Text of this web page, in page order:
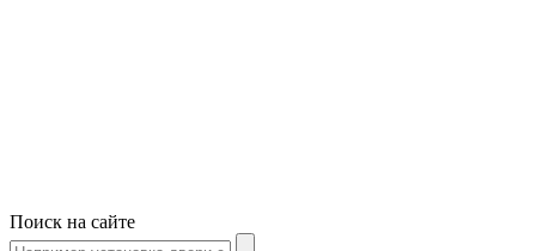
Поиск на сайте